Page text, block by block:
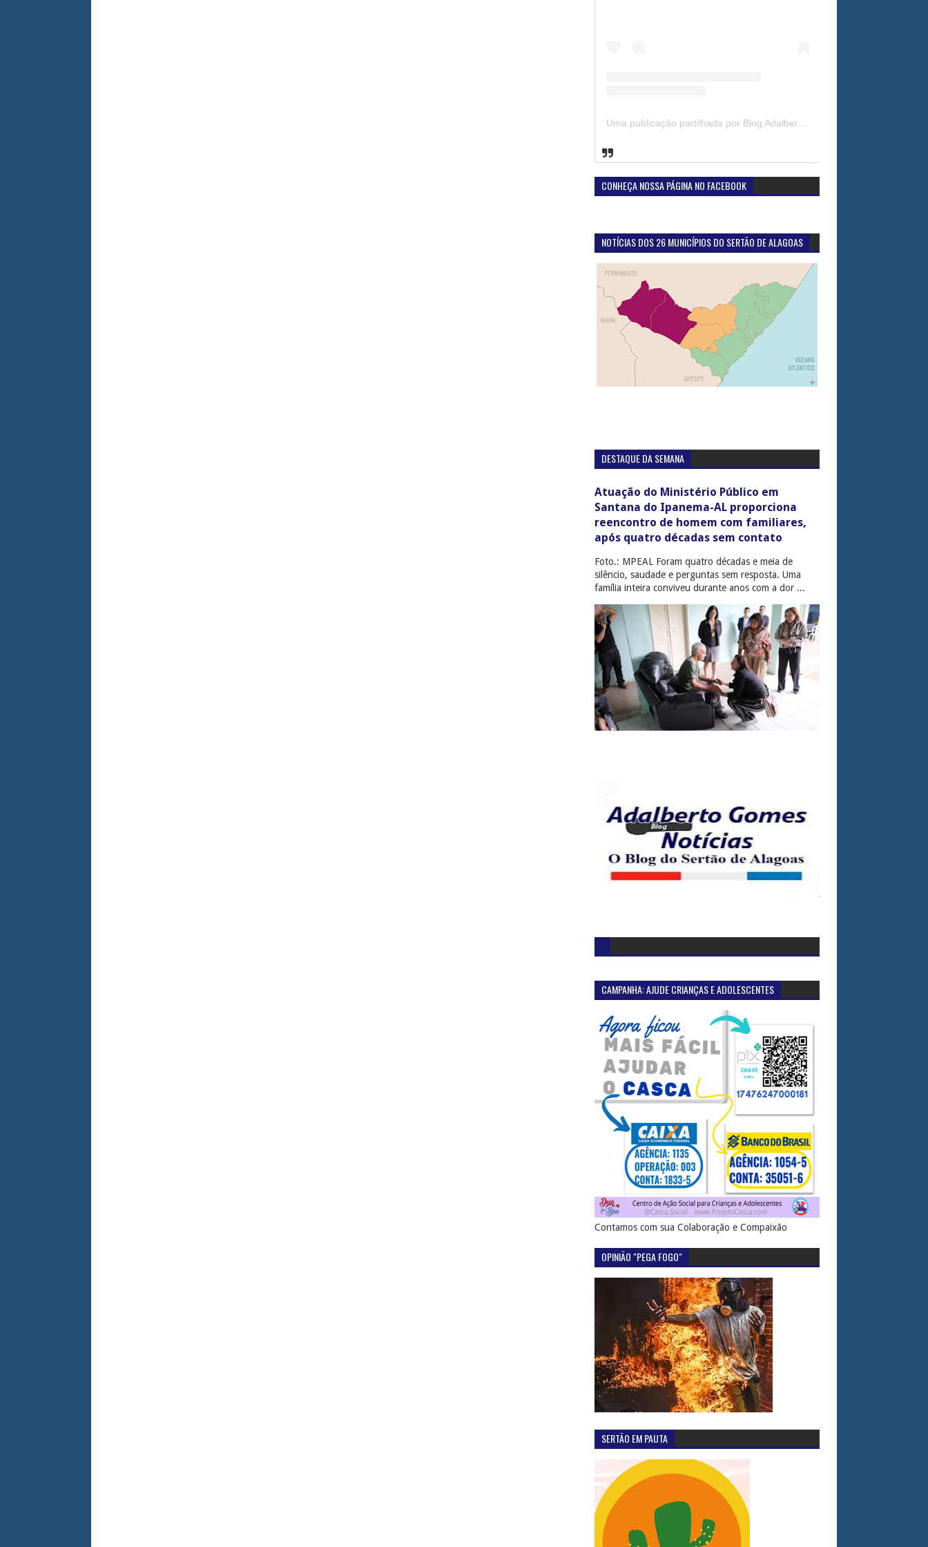
Uma publicação partilhada por Blog Adalberto Gomes Noticias (@blogadalbertogomesnoticiass)
CONHEÇA NOSSA PÁGINA NO FACEBOOK
NOTÍCIAS DOS 26 MUNICÍPIOS DO SERTÃO DE ALAGOAS
DESTAQUE DA SEMANA
Atuação do Ministério Público em
Santana do Ipanema-AL proporciona
reencontro de homem com familiares,
após quatro décadas sem contato
Foto.: MPEAL Foram quatro décadas e meia de
silêncio, saudade e perguntas sem resposta. Uma
família inteira conviveu durante anos com a dor ...
CAMPANHA: AJUDE CRIANÇAS E ADOLESCENTES
Contamos com sua Colaboração e Compaixão
OPINIÃO "PEGA FOGO"
SERTÃO EM PAUTA